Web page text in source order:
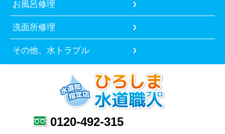
お風呂修理
洗面所修理
その他、水トラブル
0120-492-315